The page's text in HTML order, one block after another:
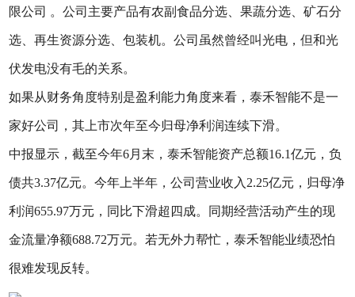
限公司 。公司主要产品有农副食品分选、果蔬分选、矿石分
选、再生资源分选、包装机。公司虽然曾经叫光电，但和光
伏发电没有毛的关系。
如果从财务角度特别是盈利能力角度来看，泰禾智能不是一
家好公司，其上市次年至今归母净利润连续下滑。
中报显示，截至今年6月末，泰禾智能资产总额16.1亿元，负
债共3.37亿元。今年上半年，公司营业收入2.25亿元，归母净
利润655.97万元，同比下滑超四成。同期经营活动产生的现
金流量净额688.72万元。若无外力帮忙，泰禾智能业绩恐怕
很难发现反转。